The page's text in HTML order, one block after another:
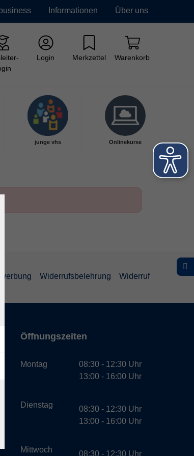
Informationen Über uns
Login Merkzettel Warenkorb
junge vhs Onlinekurse
Widerrufsbelehrung Widerruf
Öffnungszeiten
Montag
Dienstag
Mittwoch
08:30 - 12:30 Uhr
13:00 - 16:00 Uhr
08:30 - 12:30 Uhr
13:00 - 16:00 Uhr
08:30 - 12:30 Uhr